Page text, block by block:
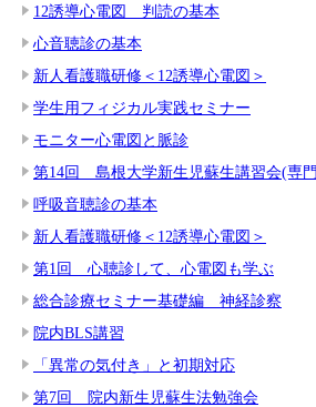
12誘導心電図 判読の基本
心音聴診の基本
新人看護職研修＜12誘導心電図＞
学生用フィジカル実践セミナー
モニター心電図と脈診
第14回 島根大学新生児蘇生講習会(専
呼吸音聴診の基本
新人看護職研修＜12誘導心電図＞
第1回 心聴診して、心電図も学ぶ
総合診療セミナー基礎編 神経診察
院内BLS講習
「異常の気付き」と初期対応
第7回 院内新生児蘇生法勉強会